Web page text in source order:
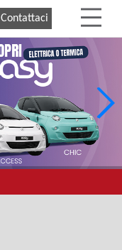
Contattaci